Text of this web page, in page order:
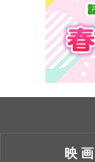
映画